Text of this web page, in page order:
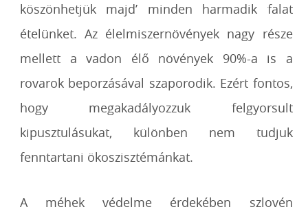
köszönhetjük majd’ minden harmadik falat
ételünket. Az élelmiszernövények nagy része
mellett a vadon élő növények 90%-a is a
rovarok beporzásával szaporodik. Ezért fontos,
hogy megakadályozzuk felgyorsult
kipusztulásukat, különben nem tudjuk
fenntartani ökoszisztémánkat.
A méhek védelme érdekében szlovén